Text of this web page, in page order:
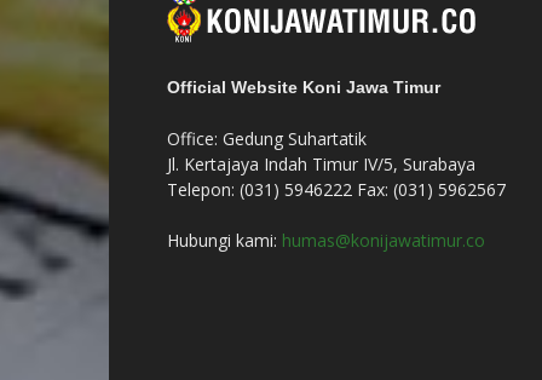
Official Website Koni Jawa Timur
Office: Gedung Suhartatik
Jl. Kertajaya Indah Timur IV/5, Surabaya
Telepon: (031) 5946222 Fax: (031) 5962567
Hubungi kami: humas@konijawatimur.co